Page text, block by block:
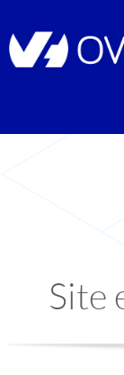
Site